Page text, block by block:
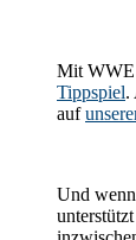
Mit WWE
Tippspiel.
auf
Und